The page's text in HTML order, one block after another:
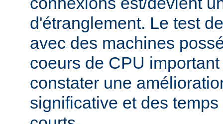
d'étranglement. Le test
avec des machines
coeurs de CPU
constater une
significative et des